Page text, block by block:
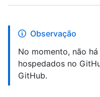
Observação
No momento, não
hospedados no
GitHub.